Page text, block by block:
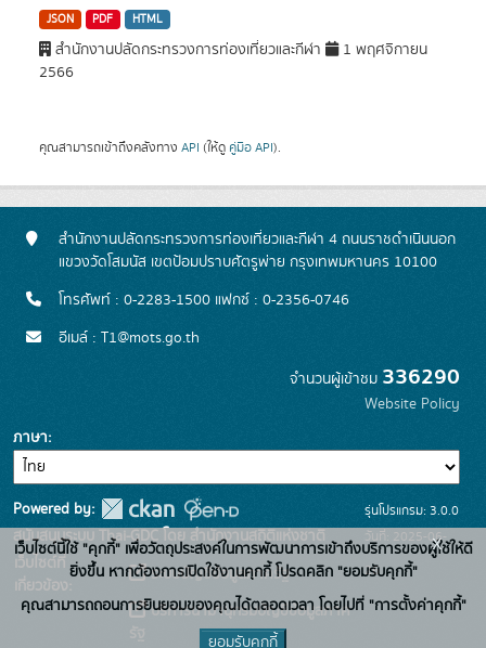
JSON PDF HTML
สำนักงานปลัดกระทรวงการท่องเที่ยวและกีฬา
1 พฤศจิกายน
2566
คุณสามารถเข้าถึงคลังทาง API (ให้ดู คู่มือ API).
สำนักงานปลัดกระทรวงการท่องเที่ยวและกีฬา 4 ถนนราชดำเนินนอก
แขวงวัดโสมนัส เขตป้อมปราบศัตรูพ่าย กรุงเทพมหานคร 10100
โทรศัพท์ : 0-2283-1500 แฟกซ์ : 0-2356-0746
อีเมล์ : T1@mots.go.th
จำนวนผู้เข้าชม 336290
Website Policy
ภาษา
Powered by:
สนับสนุนระบบ Thai-GDC โดย สำนักงานสถิติแห่งชาติ
เว็บไซต์ที่
เกี่ยวข้อง:
ระบบบัญชีข้อมูลภาครัฐ
บริการนามานุกรมบัญชีข้อมูลภาค
รุ่นโปรแกรม: 3.0.0
วันที่: 2025-06-
26
เว็บไซต์นี้ใช้ "คุกกี้" เพื่อวัตถุประสงค์ในการพัฒนาการเข้าถึงบริการของผู้ใช้ให้ดี
ยิ่งขึ้น หากต้องการเปิดใช้งานคุกกี้ โปรดคลิก "ยอมรับคุกกี้"
คุณสามารถถอนการยินยอมของคุณได้ตลอดเวลา โดยไปที่ "การตั้งค่าคุกกี้"
ยอมรับคุกกี้
x